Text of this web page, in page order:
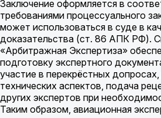
Заключение оформляется в
требованиями процессуального
может использоваться в суде в
доказательства (ст. 86 АПК РФ).
«Арбитражная Экспертиза»
подготовку экспертного
участие в перекрёстных
технических аспектов, подача
других экспертов при
Таким образом, авиационная